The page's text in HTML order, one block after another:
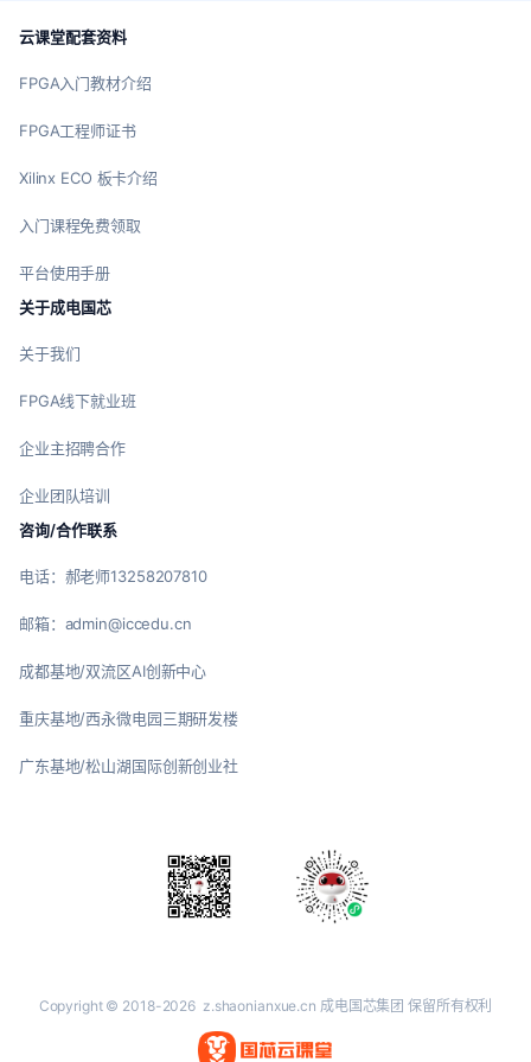
云课堂配套资料
FPGA入门教材介绍
FPGA工程师证书
Xilinx ECO 板卡介绍
入门课程免费领取
平台使用手册
关于成电国芯
关于我们
FPGA线下就业班
企业主招聘合作
企业团队培训
咨询/合作联系
电话：郝老师13258207810
邮箱：admin@iccedu.cn
成都基地/双流区AI创新中心
重庆基地/西永微电园三期研发楼
广东基地/松山湖国际创新创业社
Copyright © 2018-2026 z.shaonianxue.cn 成电国芯集团 保留所有权利